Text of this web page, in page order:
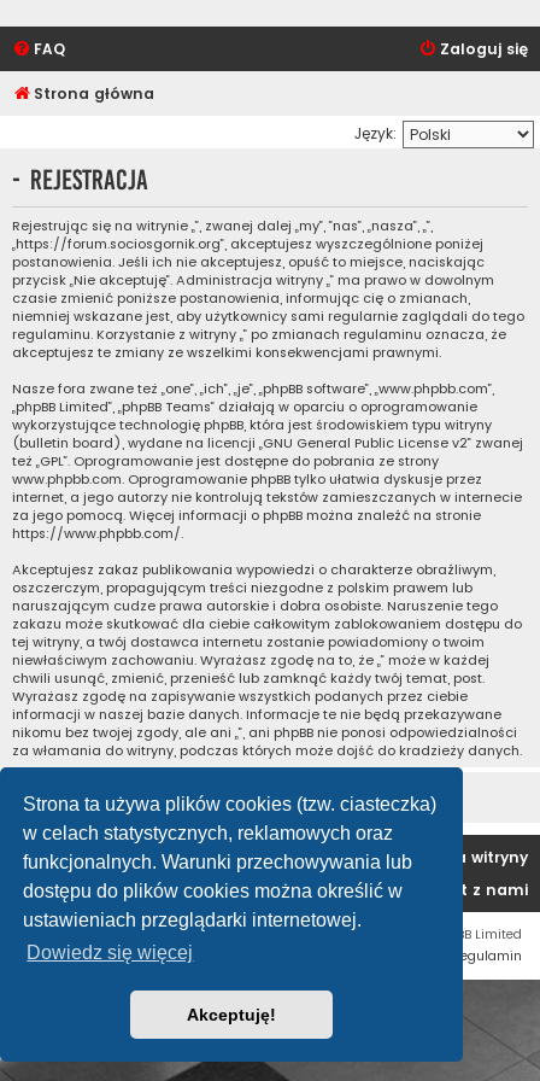
Strona ta używa plików cookies (tzw. ciasteczka)
w celach statystycznych, reklamowych oraz
funkcjonalnych. Warunki przechowywania lub
dostępu do plików cookies można określić w
ustawieniach przeglądarki internetowej.
Dowiedz się więcej
Akceptuję!
FAQ Zaloguj się
Strona główna
Język:
- Rejestracja
Rejestrując się na witrynie „”, zwanej dalej „my”, ”nas”, „nasza”, „”,
„https://forum.sociosgornik.org”, akceptujesz wyszczególnione poniżej
postanowienia. Jeśli ich nie akceptujesz, opuść to miejsce, naciskając
przycisk „Nie akceptuję”. Administracja witryny „” ma prawo w dowolnym
czasie zmienić poniższe postanowienia, informując cię o zmianach,
niemniej wskazane jest, aby użytkownicy sami regularnie zaglądali do tego
regulaminu. Korzystanie z witryny „” po zmianach regulaminu oznacza, że
akceptujesz te zmiany ze wszelkimi konsekwencjami prawnymi.
Nasze fora zwane też „one”, „ich”, „je”, „phpBB software”, „www.phpbb.com”,
„phpBB Limited”, „phpBB Teams” działają w oparciu o oprogramowanie
wykorzystujące technologię phpBB, która jest środowiskiem typu witryny
(bulletin board), wydane na licencji „GNU General Public License v2” zwanej
też „GPL”. Oprogramowanie jest dostępne do pobrania ze strony
www.phpbb.com. Oprogramowanie phpBB tylko ułatwia dyskusje przez
internet, a jego autorzy nie kontrolują tekstów zamieszczanych w internecie
za jego pomocą. Więcej informacji o phpBB można znaleźć na stronie
https://www.phpbb.com/.
Akceptujesz zakaz publikowania wypowiedzi o charakterze obraźliwym,
oszczerczym, propagującym treści niezgodne z polskim prawem lub
naruszającym cudze prawa autorskie i dobra osobiste. Naruszenie tego
zakazu może skutkować dla ciebie całkowitym zablokowaniem dostępu do
tej witryny, a twój dostawca internetu zostanie powiadomiony o twoim
niewłaściwym zachowaniu. Wyrażasz zgodę na to, że „” może w każdej
chwili usunąć, zmienić, przenieść lub zamknąć każdy twój temat, post.
Wyrażasz zgodę na zapisywanie wszystkich podanych przez ciebie
informacji w naszej bazie danych. Informacje te nie będą przekazywane
nikomu bez twojej zgody, ale ani „”, ani phpBB nie ponosi odpowiedzialności
za włamania do witryny, podczas których może dojść do kradzieży danych.
Strona główna
Usuń ciasteczka witryny
Kontakt z nami
Technologię dostarcza
® Forum Software © phpBB Limited
Regulamin